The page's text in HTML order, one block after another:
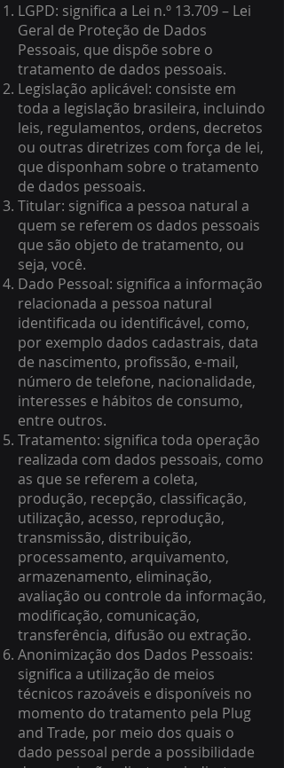
LGPD: significa a Lei n.º 13.709 – Lei
Geral de Proteção de Dados
Pessoais, que dispõe sobre o
tratamento de dados pessoais.
Legislação aplicável: consiste em
toda a legislação brasileira, incluindo
leis, regulamentos, ordens, decretos
ou outras diretrizes com força de lei,
que disponham sobre o tratamento
de dados pessoais.
Titular: significa a pessoa natural a
quem se referem os dados pessoais
que são objeto de tratamento, ou
seja, você.
Dado Pessoal: significa a informação
relacionada a pessoa natural
identificada ou identificável, como,
por exemplo dados cadastrais, data
de nascimento, profissão, e-mail,
número de telefone, nacionalidade,
interesses e hábitos de consumo,
entre outros.
Tratamento: significa toda operação
realizada com dados pessoais, como
as que se referem a coleta,
produção, recepção, classificação,
utilização, acesso, reprodução,
transmissão, distribuição,
processamento, arquivamento,
armazenamento, eliminação,
avaliação ou controle da informação,
modificação, comunicação,
transferência, difusão ou extração.
Anonimização dos Dados Pessoais:
significa a utilização de meios
técnicos razoáveis e disponíveis no
momento do tratamento pela Plug
and Trade, por meio dos quais o
dado pessoal perde a possibilidade